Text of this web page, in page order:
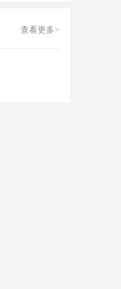
查看更多>